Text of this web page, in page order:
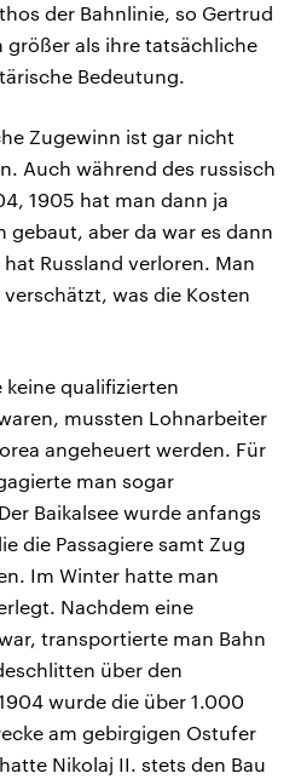
der Bahnlinie, so Gertrud
größer als ihre tatsächliche
Bedeutung.
Zugewinn ist gar nicht
Auch während des russisch
1905 hat man dann ja
gebaut, aber da war es dann
Russland verloren. Man
was die Kosten
keine qualifizierten
mussten Lohnarbeiter
angeheuert werden. Für
man sogar
Baikalsee wurde anfangs
die Passagiere samt Zug
Im Winter hatte man
Nachdem eine
transportierte man Bahn
über den
wurde die über 1.000
am gebirgigen Ostufer
Nikolaj II. stets den Bau